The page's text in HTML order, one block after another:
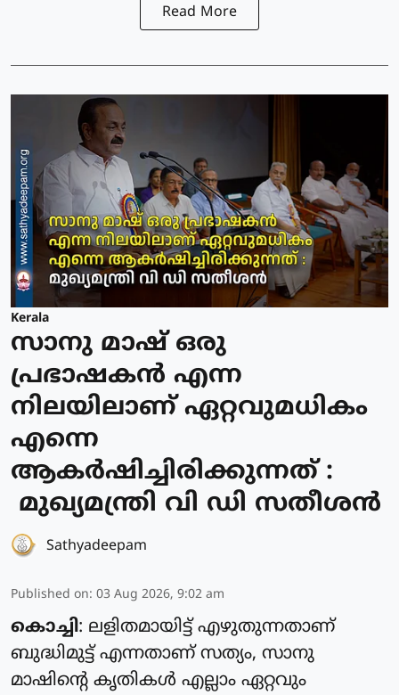
Read More
Kerala
സാനു മാഷ് ഒരു
പ്രഭാഷകൻ എന്ന
നിലയിലാണ് ഏറ്റവുമധികം
എന്നെ
ആകർഷിച്ചിരിക്കുന്നത് :
മുഖ്യമന്ത്രി വി ഡി സതീശൻ
Sathyadeepam
Published on: 03 Aug 2026, 9:02 am
കൊച്ചി: ലളിതമായിട്ട് എഴുതുന്നതാണ്
ബുദ്ധിമുട്ട് എന്നതാണ് സത്യം, സാനു
മാഷിന്റെ കൃതികൾ എല്ലാം ഏറ്റവും